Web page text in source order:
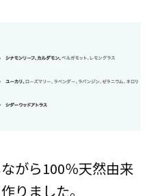
がら100％天然由来
りました。